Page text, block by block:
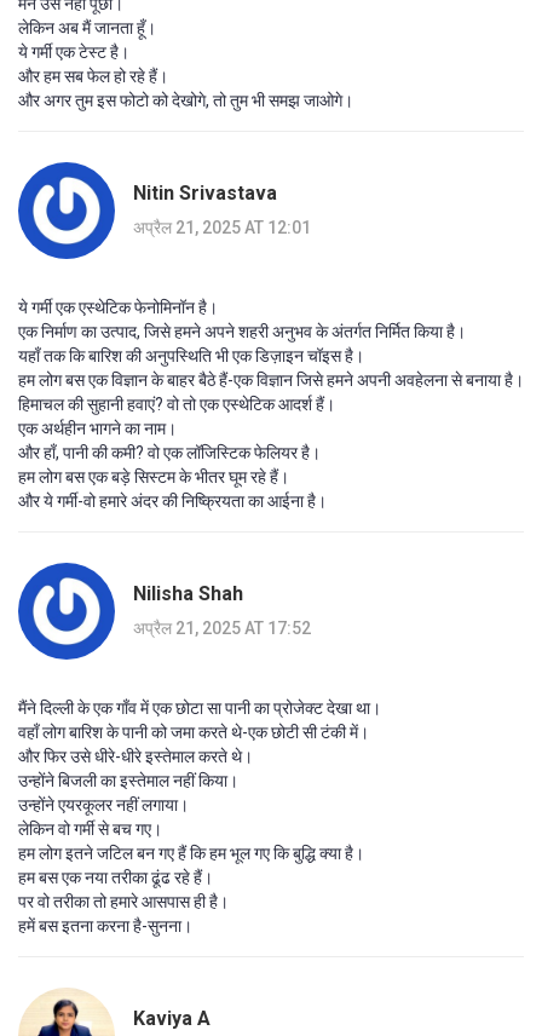
मैंने उसे नहीं पूछा।
लेकिन अब मैं जानता हूँ।
ये गर्मी एक टेस्ट है।
और हम सब फेल हो रहे हैं।
और अगर तुम इस फोटो को देखोगे, तो तुम भी समझ जाओगे।
Nitin Srivastava
अप्रैल 21, 2025 AT 12:01
ये गर्मी एक एस्थेटिक फेनोमिनॉन है।
एक निर्माण का उत्पाद, जिसे हमने अपने शहरी अनुभव के अंतर्गत निर्मित किया है।
यहाँ तक कि बारिश की अनुपस्थिति भी एक डिज़ाइन चॉइस है।
हम लोग बस एक विज्ञान के बाहर बैठे हैं-एक विज्ञान जिसे हमने अपनी अवहेलना से बनाया है।
हिमाचल की सुहानी हवाएं? वो तो एक एस्थेटिक आदर्श हैं।
एक अर्थहीन भागने का नाम।
और हाँ, पानी की कमी? वो एक लॉजिस्टिक फेलियर है।
हम लोग बस एक बड़े सिस्टम के भीतर घूम रहे हैं।
और ये गर्मी-वो हमारे अंदर की निष्क्रियता का आईना है।
Nilisha Shah
अप्रैल 21, 2025 AT 17:52
मैंने दिल्ली के एक गाँव में एक छोटा सा पानी का प्रोजेक्ट देखा था।
वहाँ लोग बारिश के पानी को जमा करते थे-एक छोटी सी टंकी में।
और फिर उसे धीरे-धीरे इस्तेमाल करते थे।
उन्होंने बिजली का इस्तेमाल नहीं किया।
उन्होंने एयरकूलर नहीं लगाया।
लेकिन वो गर्मी से बच गए।
हम लोग इतने जटिल बन गए हैं कि हम भूल गए कि बुद्धि क्या है।
हम बस एक नया तरीका ढूंढ रहे हैं।
पर वो तरीका तो हमारे आसपास ही है।
हमें बस इतना करना है-सुनना।
Kaviya A